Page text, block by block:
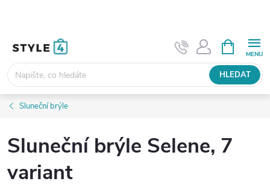
HLEDAT
NÁKUPNÍ
KOŠÍK
Sluneční brýle
Sluneční brýle Selene, 7
variant